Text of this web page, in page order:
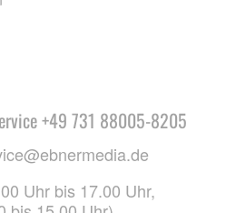
+49 731 88005-8205
Uhr bis 17.00 Uhr,